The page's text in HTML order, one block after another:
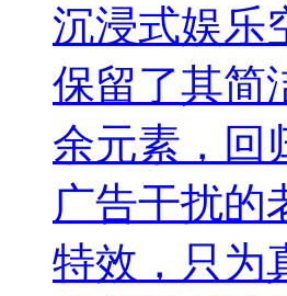
沉浸式娱乐
保留了其简
余元素，回
广告干扰的
特效，只为